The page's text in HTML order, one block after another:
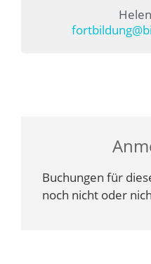
Buchungen für
noch nicht oder